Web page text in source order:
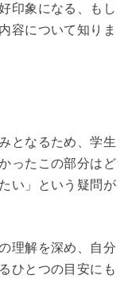
印象になる、もし
容について知りま
となるため、学生
ったこの部分はど
い」という疑問が
理解を深め、自分
ひとつの目安にも